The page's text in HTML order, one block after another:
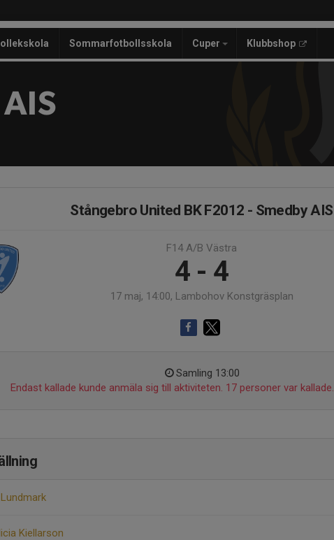
Sommarfotbollsskola Cuper Klubbshop
Stångebro United BK F2012 - Smedby AIS
F14 A/B Västra
4 - 4
17 maj, 14:00, Lambohov Konstgräsplan
Samling 13:00
Endast kallade kunde anmäla sig till aktiviteten. 17 personer var kallade.
Kiellarson